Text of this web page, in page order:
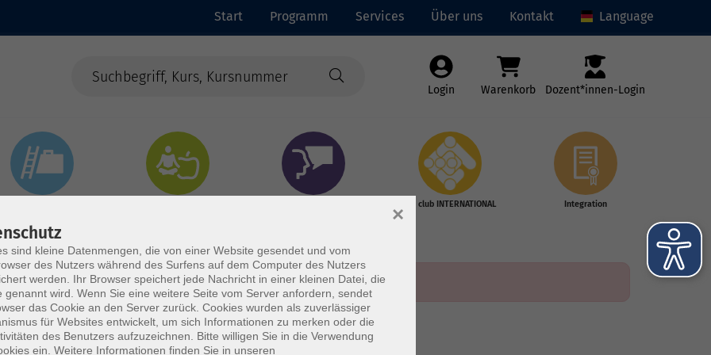
Start Programm Services Über uns Kontakt Language
Login Warenkorb Dozent*innen-Login
vhs club INTERNATIONAL Integration
sind kleine Datenmengen, die von einer Website gesendet und vom
des Nutzers während des Surfens auf dem Computer des Nutzers
werden. Ihr Browser speichert jede Nachricht in einer kleinen Datei, die
genannt wird. Wenn Sie eine weitere Seite vom Server anfordern, sendet
das Cookie an den Server zurück. Cookies wurden als zuverlässiger
für Websites entwickelt, um sich Informationen zu merken oder die
des Benutzers aufzuzeichnen. Bitte willigen Sie in die Verwendung
ein. Weitere Informationen finden Sie in unseren
×